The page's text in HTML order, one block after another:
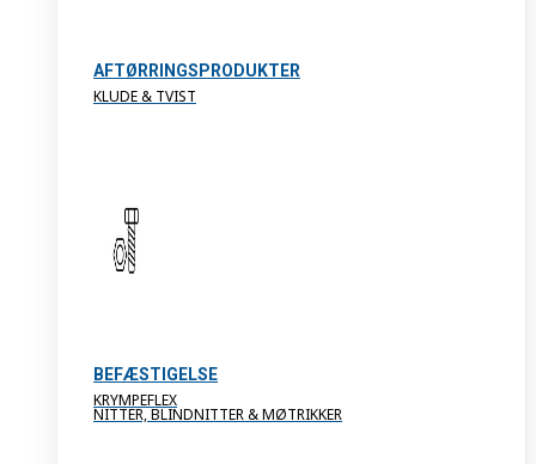
AFTØRRINGSPRODUKTER
KLUDE & TVIST
BEFÆSTIGELSE
KRYMPEFLEX
NITTER, BLINDNITTER & MØTRIKKER